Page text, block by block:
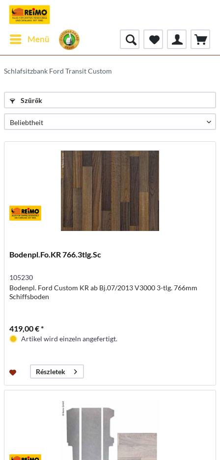
Menü
Schlafsitzbank Ford Transit Custom
Szűrők
Bodenpl.Fo.KR 766.3tlg.Sc
105230
Bodenpl. Ford Custom KR ab Bj.07/2013 V3000 3-tlg. 766mm
Schiffsboden
419,00 € *
Artikel wird einzeln angefertigt.
Részletek